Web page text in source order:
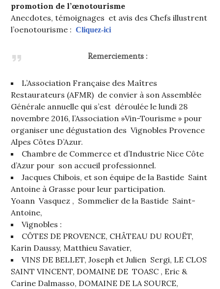
promotion de l’œnotourisme
Anecdotes, témoignages et avis des Chefs illustrent
l’oenotourisme :Cliquez-ici
Remerciements :
L’Association Française des Maîtres
Restaurateurs (AFMR) de convier à son Assemblée
Générale annuelle qui s’est déroulée le lundi 28
novembre 2016, l’Association »Vin-Tourisme » pour
organiser une dégustation des Vignobles Provence
Alpes Côtes D’Azur.
Chambre de Commerce et d’Industrie Nice Côte
d’Azur pour son accueil professionnel.
Jacques Chibois, et son équipe de la Bastide Saint
Antoine à Grasse pour leur participation.
Yoann Vasquez , Sommelier de la Bastide Saint-
Antoine,
Vignobles :
CÔTES DE PROVENCE, CHÂTEAU DU ROUËT,
Karin Daussy, Matthieu Savatier,
VINS DE BELLET, Joseph et Julien Sergi, LE CLOS
SAINT VINCENT, DOMAINE DE TOASC , Eric &
Carine Dalmasso, DOMAINE DE LA SOURCE,